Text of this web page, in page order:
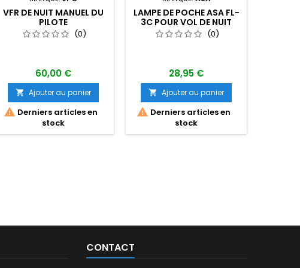
VFR DE NUIT MANUEL DU
PILOTE
(0)
60,00 €
 Ajouter au panier
 Derniers articles en
stock
LAMPE DE POCHE ASA FL-
3C POUR VOL DE NUIT
(0)
28,95 €
 Ajouter au panier
 Derniers articles en
stock
CONTACT